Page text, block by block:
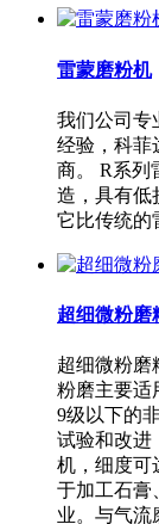
雷蒙磨粉机
我们公司专
经验，科菲
商。 R系列
造，具有低
它比传统的
超细微粉磨
超细微粉磨
粉磨主要适
9级以下的
试验和改进
机，细度可
于加工石膏
业。与气流